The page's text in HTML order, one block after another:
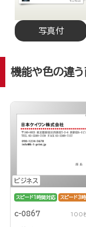
写真付
機能や色の違
ビジネス
スピード1時間対応 スピード3
c-0867 100